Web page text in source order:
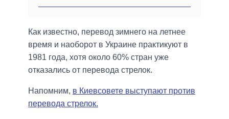
Как известно, перевод зимнего на летнее
время и наоборот в Украине практикуют в
1981 года, хотя около 60% стран уже
отказались от перевода стрелок.
Напомним, в Киевсовете выступают против
перевода стрелок.